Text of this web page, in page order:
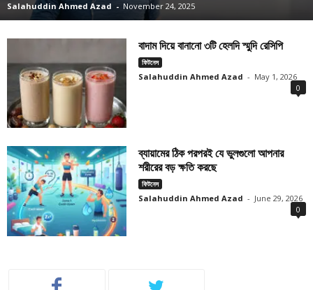
Salahuddin Ahmed Azad - November 24, 2025
বাদাম দিয়ে বানানো ৩টি হেলদি স্মুদি রেসিপি
ফিটনেস
Salahuddin Ahmed Azad - May 1, 2026
0
ব্যায়ামের ঠিক পরপরই যে ভুলগুলো আপনার
শরীরের বড় ক্ষতি করছে
ফিটনেস
Salahuddin Ahmed Azad - June 29, 2026
0